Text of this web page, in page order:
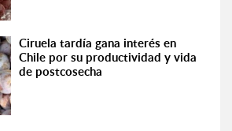
Ciruela tardía gana interés en
Chile por su productividad y vida
de postcosecha